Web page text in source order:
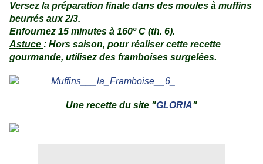
Versez la préparation finale dans des moules à muffins
beurrés aux 2/3.
Enfournez 15 minutes à 160º C (th. 6).
Astuce : Hors saison, pour réaliser cette recette
gourmande, utilisez des framboises surgelées.
Une recette du site "GLORIA"